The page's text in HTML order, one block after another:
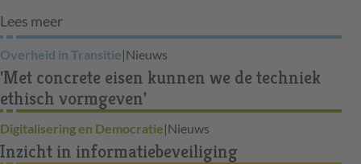
Lees meer
Overheid in Transitie|Nieuws
'Met concrete eisen kunnen we de techniek
ethisch vormgeven'
Digitalisering en Democratie|Nieuws
Inzicht in informatiebeveiliging